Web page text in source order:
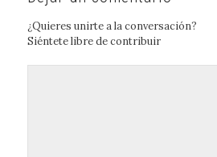
¿Quieres unirte a la conversación?
Siéntete libre de contribuir